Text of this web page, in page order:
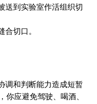
送到实验室作活组织切
合切口。
调和判断能力造成短暂
你应避免驾驶、喝酒、